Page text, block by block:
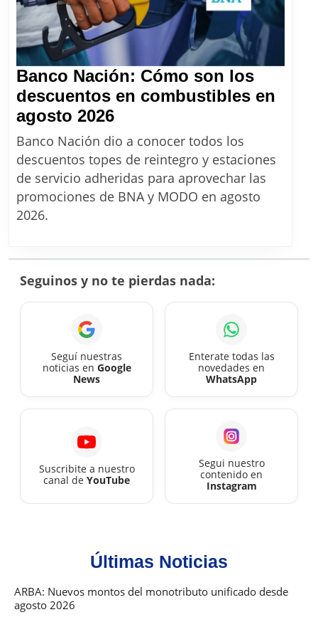
Banco Nación: Cómo son los
descuentos en combustibles en
agosto 2026Banco
Nación:
Cómo
son
los
combustibles
en
agosto
Banco Nación dio a conocer todos los
descuentos topes de reintegro y estaciones
de servicio adheridas para aprovechar las
promociones de BNA y MODO en agosto
2026.
Seguinos y no te pierdas nada:
Seguí nuestras
noticias en Google
News
Enterate todas las
novedades en
WhatsApp
Suscribite a nuestro
canal de YouTube
Segui nuestro
contenido en
Instagram
Últimas Noticias
ARBA: Nuevos montos del monotributo unificado desde
agosto 2026